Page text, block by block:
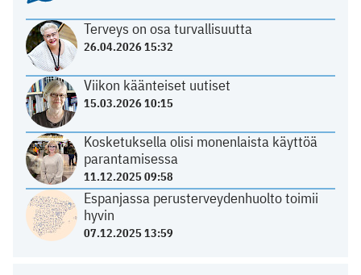
Terveys on osa turvallisuutta
26.04.2026 15:32
Viikon käänteiset uutiset
15.03.2026 10:15
Kosketuksella olisi monenlaista käyttöä
parantamisessa
11.12.2025 09:58
Espanjassa perusterveydenhuolto toimii
hyvin
07.12.2025 13:59